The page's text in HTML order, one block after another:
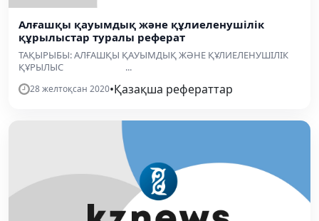
Алғашқы қауымдық және құлиеленушілік
құрылыстар туралы реферат
ТАҚЫРЫБЫ: АЛҒАШҚЫ ҚАУЫМДЫҚ ЖӘНЕ ҚҰЛИЕЛЕНУШІЛІК
ҚҰРЫЛЫС ...
28 желтоқсан 2020•Қазақша рефераттар